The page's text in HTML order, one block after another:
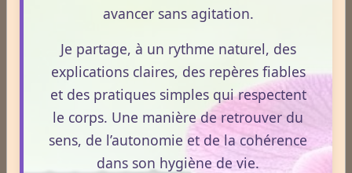
et sort, il est la porte naturelle du va et
vient de l'air. Le yoga a trouvé le souffle
comme le meilleur moyen de reprendre le
contrôle de soi, aussi le nez et les
narines constituent donc une porte très
importante. De fait dans la science de la
avancer sans agitation.
Je partage, à un rythme naturel, des
explications claires, des repères fiables
et des pratiques simples qui respectent
le corps. Une manière de retrouver du
sens, de l’autonomie et de la cohérence
dans son hygiène de vie.